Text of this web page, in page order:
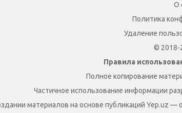
О
Политика
Удаление
© 2018-
Правила
Полное копирование
Частичное использование информации
материалов на основе публикаций Yep.uz —